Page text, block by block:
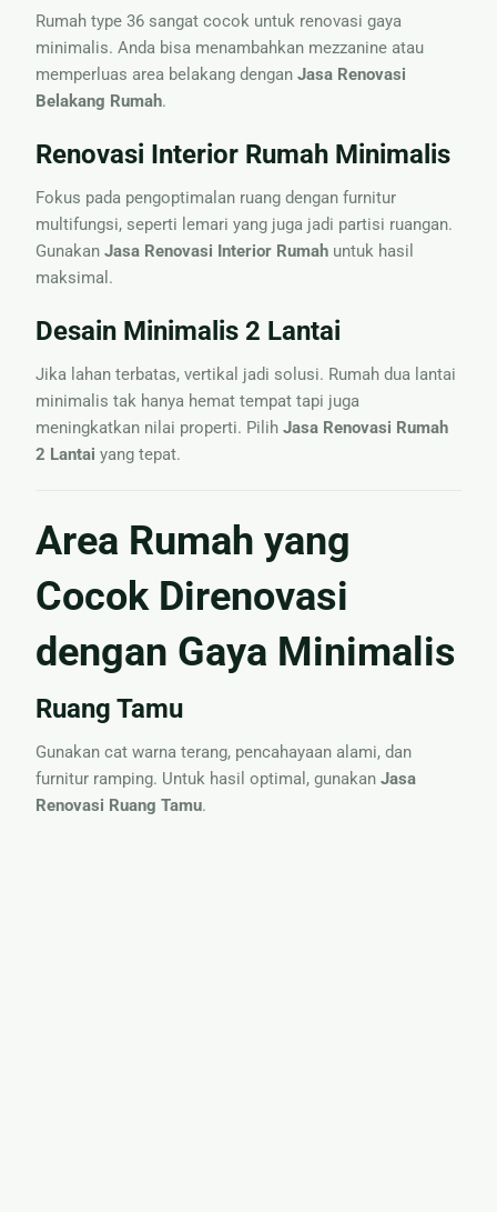
Rumah type 36 sangat cocok untuk renovasi gaya
minimalis. Anda bisa menambahkan mezzanine atau
memperluas area belakang denganJasa Renovasi
Belakang Rumah.
Renovasi Interior Rumah Minimalis
Fokus pada pengoptimalan ruang dengan furnitur
multifungsi, seperti lemari yang juga jadi partisi ruangan.
GunakanJasa Renovasi Interior Rumah untuk hasil
maksimal.
Desain Minimalis 2 Lantai
Jika lahan terbatas, vertikal jadi solusi. Rumah dua lantai
minimalis tak hanya hemat tempat tapi juga
meningkatkan nilai properti. PilihJasa Renovasi Rumah
2 Lantai yang tepat.
Area Rumah yang
Cocok Direnovasi
dengan Gaya Minimalis
Ruang Tamu
Gunakan cat warna terang, pencahayaan alami, dan
furnitur ramping. Untuk hasil optimal, gunakanJasa
Renovasi Ruang Tamu.